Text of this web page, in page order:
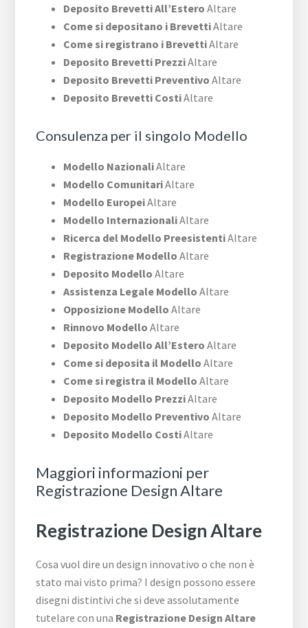
Deposito Brevetti All’Estero Altare
Come si depositano i BrevettiAltare
Come si registrano i BrevettiAltare
Deposito Brevetti PrezziAltare
Deposito Brevetti Preventivo Altare
Deposito Brevetti CostiAltare
Consulenza per il singolo Modello
Modello NazionaliAltare
Modello ComunitariAltare
Modello EuropeiAltare
Modello InternazionaliAltare
Ricerca del Modello PreesistentiAltare
Registrazione Modello Altare
Deposito Modello Altare
Assistenza Legale Modello Altare
Opposizione Modello Altare
Rinnovo Modello Altare
Deposito Modello All’Estero Altare
Come si deposita il Modello Altare
Come si registra il Modello Altare
Deposito Modello PrezziAltare
Deposito Modello Preventivo Altare
Deposito Modello CostiAltare
Maggiori informazioni per
Registrazione Design Altare
Registrazione Design Altare
Cosa vuol dire un design innovativo o che non è
stato mai visto prima? I design possono essere
disegni distintivi che si deve assolutamente
tutelare con una Registrazione Design Altare